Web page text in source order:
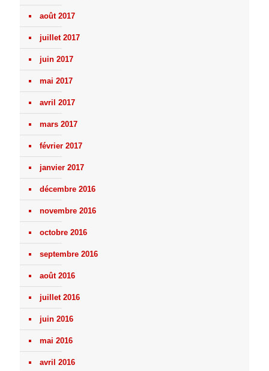
août 2017
juillet 2017
juin 2017
mai 2017
avril 2017
mars 2017
février 2017
janvier 2017
décembre 2016
novembre 2016
octobre 2016
septembre 2016
août 2016
juillet 2016
juin 2016
mai 2016
avril 2016